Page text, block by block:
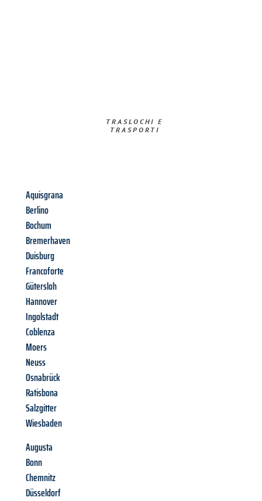
TRASLOCHI E
TRASPORTI​
Aquisgrana
Berlino
Bochum
Bremerhaven
Duisburg
Francoforte
Gütersloh
Hannover
Ingolstadt
Coblenza
Moers
Neuss
Osnabrück
Ratisbona
Salzgitter
Wiesbaden
Augusta
Bonn
Chemnitz
Düsseldorf